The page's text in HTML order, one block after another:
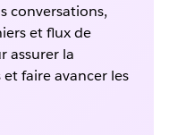
conversations,
et flux de
assurer la
faire avancer les